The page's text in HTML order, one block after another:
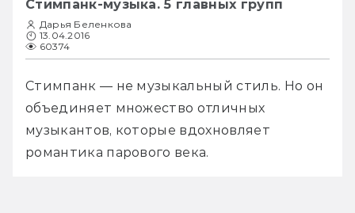
Стимпанк-музыка. 5 главных групп
Дарья Беленкова
13.04.2016
60374
Стимпанк — не музыкальный стиль. Но он
объединяет множество отличных
музыкантов, которые вдохновляет
романтика парового века.